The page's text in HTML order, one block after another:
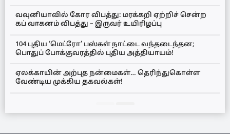
வவுனியாவில் கோர விபத்து: மரக்கறி ஏற்றிச் சென்ற
கப் வாகனம் விபத்து – இருவர் உயிரிழப்பு
104 புதிய ‘மெட்ரோ’ பஸ்கள் நாட்டை வந்தடைந்தன;
பொதுப் போக்குவரத்தில் புதிய அத்தியாயம்!
ஏலக்காயின் அற்புத நன்மைகள்… தெரிந்துகொள்ள
வேண்டிய முக்கிய தகவல்கள்!